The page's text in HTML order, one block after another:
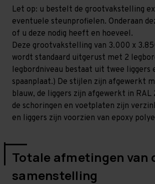
niveaus
GALVA
niveaus
GALVA
Let op: u bestelt de grootvakstelling
eventuele steunprofielen. Onderaan
of u deze nodig heeft en hoeveel.
Deze grootvakstelling van 3.000 x
wordt standaard uitgerust met 2
legbordniveau bestaat uit twee liggers
spaanplaat.) De stijlen zijn afgewerkt
blauw, de liggers zijn afgewerkt in
de schoringen en voetplaten zijn
en liggers zijn voorzien van epoxy
Totale afmetingen van
samenstelling